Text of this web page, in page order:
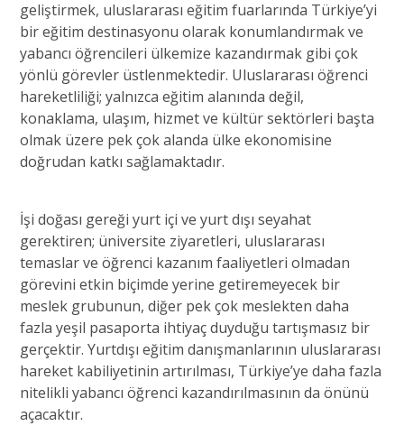
geliştirmek, uluslararası eğitim fuarlarında Türkiye’yi
bir eğitim destinasyonu olarak konumlandırmak ve
yabancı öğrencileri ülkemize kazandırmak gibi çok
yönlü görevler üstlenmektedir. Uluslararası öğrenci
hareketliliği; yalnızca eğitim alanında değil,
konaklama, ulaşım, hizmet ve kültür sektörleri başta
olmak üzere pek çok alanda ülke ekonomisine
doğrudan katkı sağlamaktadır.
İşi doğası gereği yurt içi ve yurt dışı seyahat
gerektiren; üniversite ziyaretleri, uluslararası
temaslar ve öğrenci kazanım faaliyetleri olmadan
görevini etkin biçimde yerine getiremeyecek bir
meslek grubunun, diğer pek çok meslekten daha
fazla yeşil pasaporta ihtiyaç duyduğu tartışmasız bir
gerçektir. Yurtdışı eğitim danışmanlarının uluslararası
hareket kabiliyetinin artırılması, Türkiye’ye daha fazla
nitelikli yabancı öğrenci kazandırılmasının da önünü
açacaktır.